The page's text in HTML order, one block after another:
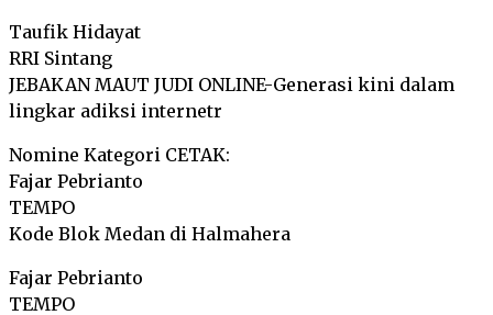
Taufik Hidayat
RRI Sintang
JEBAKAN MAUT JUDI ONLINE-Generasi kini dalam
lingkar adiksi internetr
Nomine Kategori CETAK:
Fajar Pebrianto
TEMPO
Kode Blok Medan di Halmahera
Fajar Pebrianto
TEMPO